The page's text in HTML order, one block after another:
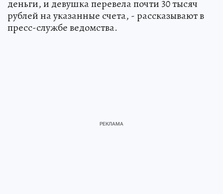
деньги, и девушка перевела почти 30 тысяч
рублей на указанные счета, - рассказывают в
пресс-службе ведомства.